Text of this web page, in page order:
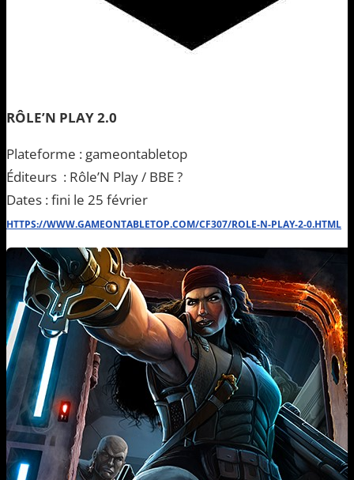
RÔLE’N PLAY 2.0
Plateforme : gameontabletop
Éditeurs : Rôle’N Play / BBE ?
Dates : fini le 25 février
HTTPS://WWW.GAMEONTABLETOP.COM/CF307/ROLE-N-PLAY-2-0.HTML